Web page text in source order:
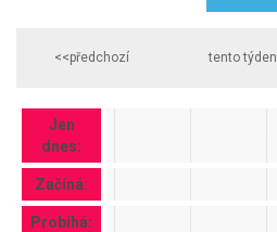
<<předchozí tento týden
Jen
dnes:
Začíná:
Probíhá: